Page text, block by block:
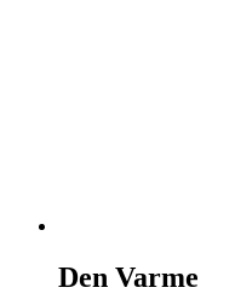
Den Varme